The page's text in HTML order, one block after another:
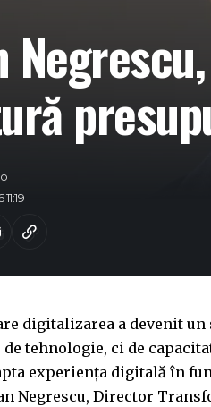
digitalizarea a devenit
de tehnologie, ci de
experiența digitală în
Negrescu, Director